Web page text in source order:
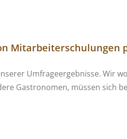
Mitarbeiterschulungen
Umfrageergebnisse. Wir
Gastronomen, müssen sich